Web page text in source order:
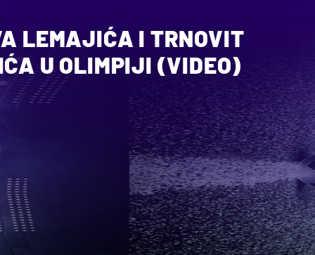
LEMAJIĆA I TRNOVIT
U OLIMPIJI (VIDEO)